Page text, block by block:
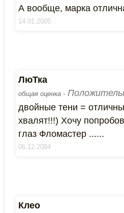
А вообще, марка
14.01.2005
ЛюТка
общая оценка -
двойные тени =
хвалят!!!) Хочу
глаз Фломастер ......
06.12.2004
Клео